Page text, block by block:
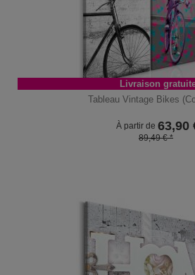
Livraison
Tableau Vintage Bikes
À partir de 63,90
89,49 € *